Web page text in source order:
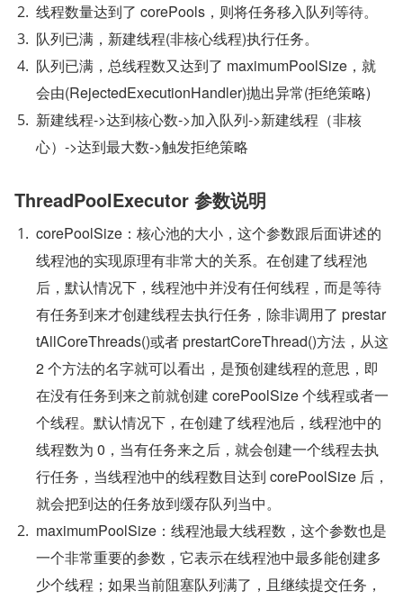
线程数量达到了 corePools，则将任务移入队列等待。
队列已满，新建线程(非核心线程)执行任务。
队列已满，总线程数又达到了 maximumPoolSize，就
会由(RejectedExecutionHandler)抛出异常(拒绝策略)
新建线程->达到核心数->加入队列->新建线程（非核
心）->达到最大数->触发拒绝策略
ThreadPoolExecutor 参数说明
corePoolSize：核心池的大小，这个参数跟后面讲述的
线程池的实现原理有非常大的关系。在创建了线程池
后，默认情况下，线程池中并没有任何线程，而是等待
有任务到来才创建线程去执行任务，除非调用了 prestar
tAllCoreThreads()或者 prestartCoreThread()方法，从这
2 个方法的名字就可以看出，是预创建线程的意思，即
在没有任务到来之前就创建 corePoolSize 个线程或者一
个线程。默认情况下，在创建了线程池后，线程池中的
线程数为 0，当有任务来之后，就会创建一个线程去执
行任务，当线程池中的线程数目达到 corePoolSize 后，
就会把到达的任务放到缓存队列当中。
maximumPoolSize：线程池最大线程数，这个参数也是
一个非常重要的参数，它表示在线程池中最多能创建多
少个线程；如果当前阻塞队列满了，且继续提交任务，